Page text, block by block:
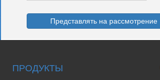
Представлять на рассмотрение
ПРОДУКТЫ